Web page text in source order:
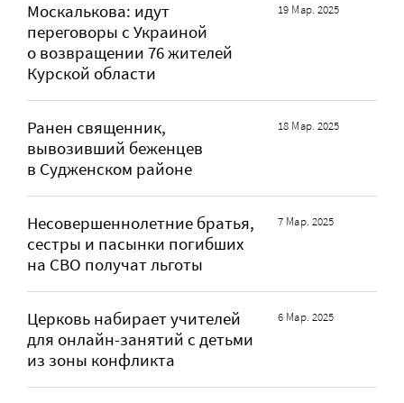
Москалькова: идут
переговоры с Украиной
о возвращении 76 жителей
Курской области
19 Мар. 2025
Ранен священник,
вывозивший беженцев
в Судженском районе
18 Мар. 2025
Несовершеннолетние братья,
сестры и пасынки погибших
на СВО получат льготы
7 Мар. 2025
Церковь набирает учителей
для онлайн-занятий с детьми
из зоны конфликта
6 Мар. 2025